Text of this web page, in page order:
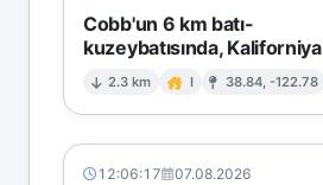
Cobb'un 6 km batı-
kuzeybatısında, Kaliforniya
2.3 km I 38.84, -122.78
12:06:17 07.08.2026